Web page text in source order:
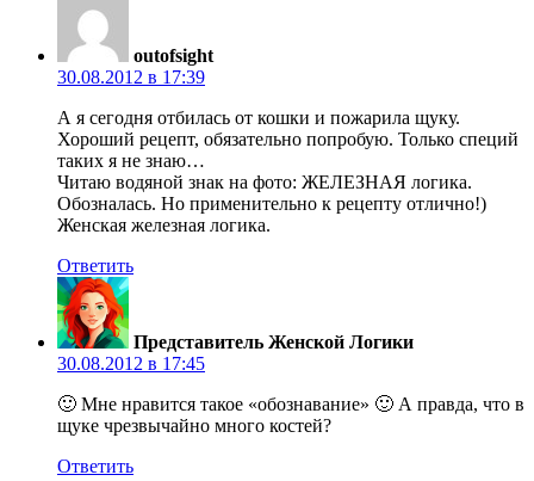
outofsight
30.08.2012 в 17:39
А я сегодня отбилась от кошки и пожарила щуку.
Хороший рецепт, обязательно попробую. Только специй
таких я не знаю…
Читаю водяной знак на фото: ЖЕЛЕЗНАЯ логика.
Обозналась. Но применительно к рецепту отлично!)
Женская железная логика.
Ответить
Представитель Женской Логики
30.08.2012 в 17:45
🙂 Мне нравится такое «обознавание» 🙂 А правда, что в
щуке чрезвычайно много костей?
Ответить